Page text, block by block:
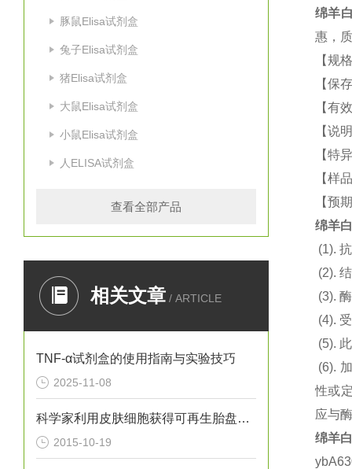
豚鼠Elisa试剂盒
兔子Elisa试剂盒
猪Elisa试剂盒
大鼠Elisa试剂盒
小鼠Elisa试剂盒
人ELISA试剂盒
查看全部产品
相关文章 / ARTICLE
TNF-α试剂盒的使用指南与实验技巧
2025-11-08
科学家利用皮肤细胞获得可再生胎盘的干细胞
2015-10-19
绵羊
惠，
【规
【保
【有
【说
【特
【样
【预
绵羊
(1).
(2).
(3).
(4).
(5).
(6).
性或
应与
绵羊